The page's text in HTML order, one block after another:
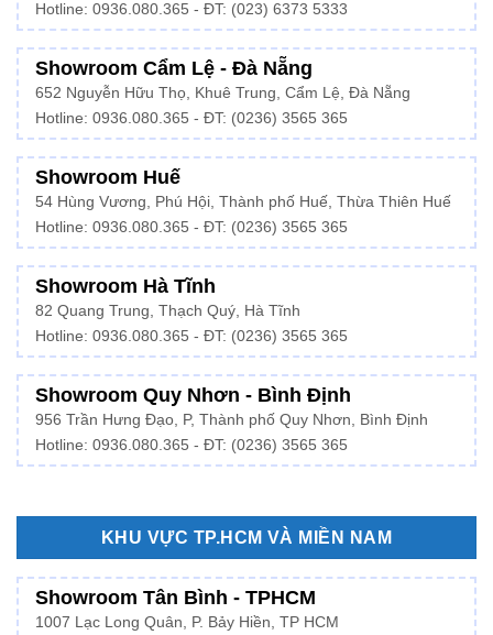
Hotline: 0936.080.365 - ĐT: (023) 6373 5333
Showroom Cẩm Lệ - Đà Nẵng
652 Nguyễn Hữu Thọ, Khuê Trung, Cẩm Lệ, Đà Nẵng
Hotline: 0936.080.365 - ĐT: (0236) 3565 365
Showroom Huế
54 Hùng Vương, Phú Hội, Thành phố Huế, Thừa Thiên Huế
Hotline: 0936.080.365 - ĐT: (0236) 3565 365
Showroom Hà Tĩnh
82 Quang Trung, Thạch Quý, Hà Tĩnh
Hotline: 0936.080.365 - ĐT: (0236) 3565 365
Showroom Quy Nhơn - Bình Định
956 Trần Hưng Đạo, P, Thành phố Quy Nhơn, Bình Định
Hotline: 0936.080.365 - ĐT: (0236) 3565 365
KHU VỰC TP.HCM VÀ MIỀN NAM
Showroom Tân Bình - TPHCM
1007 Lạc Long Quân, P. Bảy Hiền, TP HCM